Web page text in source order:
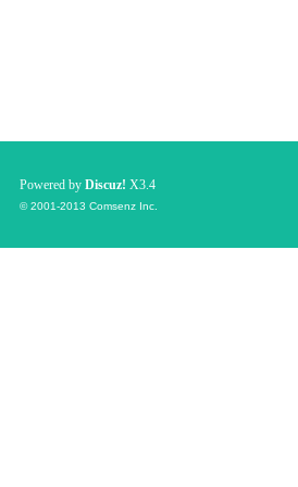
Powered by Discuz! X3.4
© 2001-2013 Comsenz Inc.